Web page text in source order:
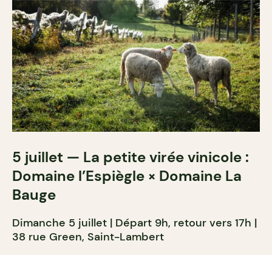
5 juillet — La petite virée vinicole :
Domaine l’Espiègle × Domaine La
Bauge
Dimanche 5 juillet | Départ 9h, retour vers 17h |
38 rue Green, Saint-Lambert